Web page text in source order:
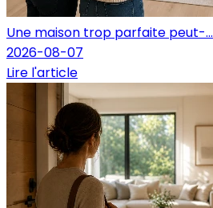
Une maison trop parfaite peut-...
2026-08-07
Lire l'article